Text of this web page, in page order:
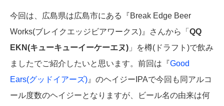
今回は、広島県は広島市にある『Break Edge Beer
Works(ブレイクエッジビアワークス)』さんから「 QQ
EKN(キューキューイーケーエヌ) 」を樽(ドラフト)で飲み
ましたでご紹介したいと思います。前回は『Good
Ears(グッドイアーズ) 』のヘイジーIPAで今回も同アルコ
ール度数のヘイジーとなりますが、ビール名の由来は何